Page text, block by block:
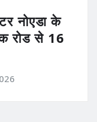
नोएडा के
रोड से 16